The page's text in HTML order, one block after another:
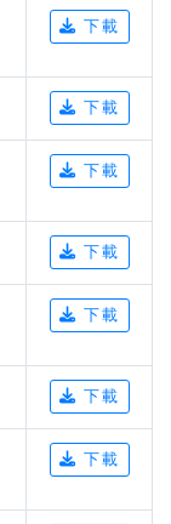
下載
下載
下載
下載
下載
下載
下載